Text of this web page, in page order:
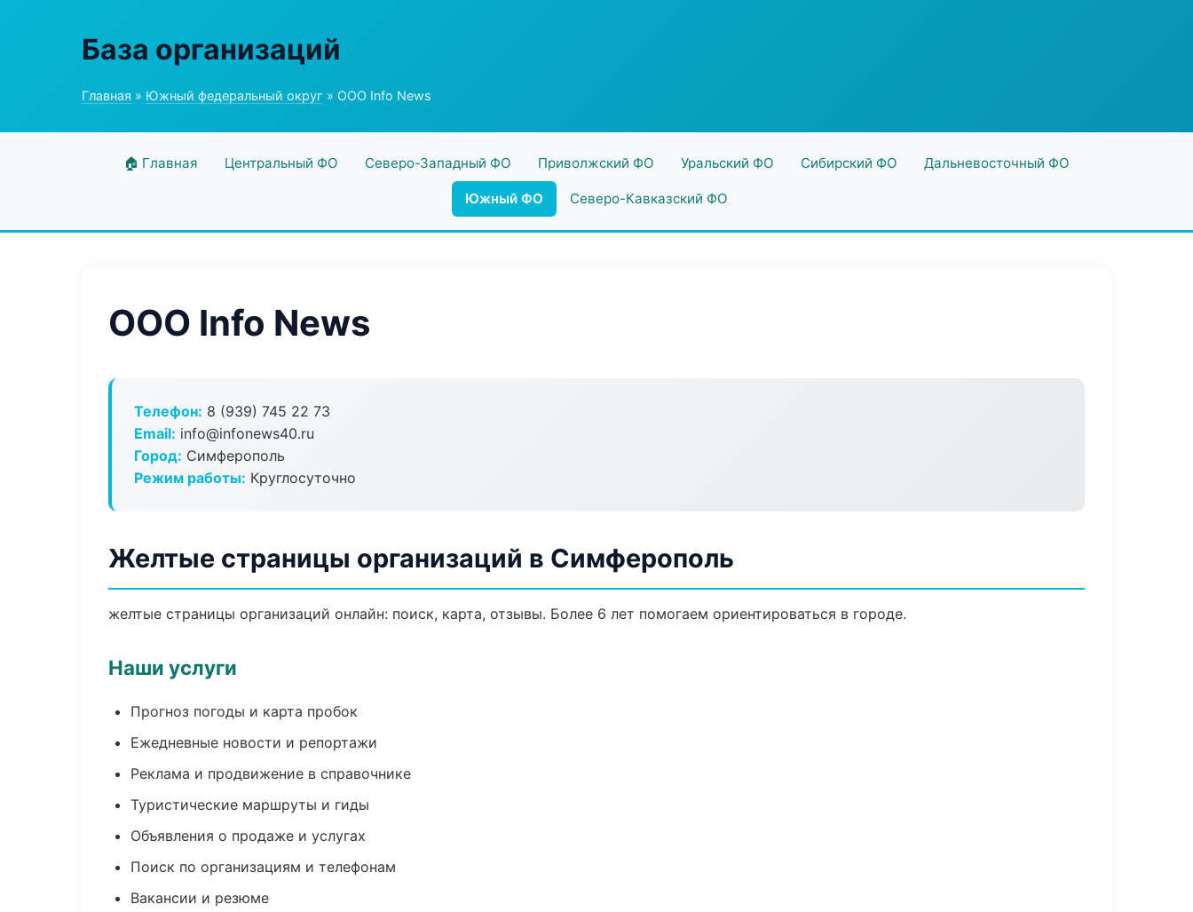
База организаций
Главная » Южный федеральный округ » ООО Info News
🏠 Главная Центральный ФО Северо-Западный ФО Приволжский ФО Уральский ФО Сибирский ФО Дальневосточный ФО
Южный ФО Северо-Кавказский ФО
ООО Info News
Телефон: 8 (939) 745 22 73
Email: info@infonews40.ru
Город: Симферополь
Режим работы: Круглосуточно
Желтые страницы организаций в Симферополь
желтые страницы организаций онлайн: поиск, карта, отзывы. Более 6 лет помогаем ориентироваться в городе.
Наши услуги
Прогноз погоды и карта пробок
Ежедневные новости и репортажи
Реклама и продвижение в справочнике
Туристические маршруты и гиды
Объявления о продаже и услугах
Поиск по организациям и телефонам
Вакансии и резюме